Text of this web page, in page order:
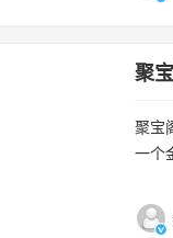
聚
聚宝
一个